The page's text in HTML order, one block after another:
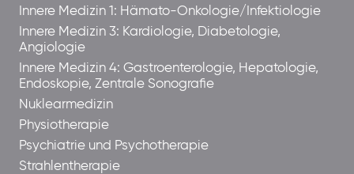
Innere Medizin 1: Hämato-Onkologie/Infektiologie
Innere Medizin 3: Kardiologie, Diabetologie,
Angiologie
Innere Medizin 4: Gastroenterologie, Hepatologie,
Endoskopie, Zentrale Sonografie
Nuklearmedizin
Physiotherapie
Psychiatrie und Psychotherapie
Strahlentherapie